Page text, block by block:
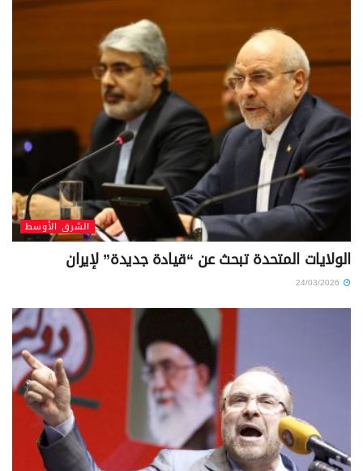
الشرق الأوسط
الولايات المتحدة تبحث عن “قيادة جديدة” لإيران